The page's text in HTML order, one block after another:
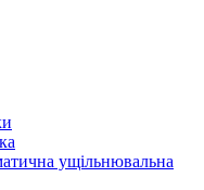
ущільнювальна